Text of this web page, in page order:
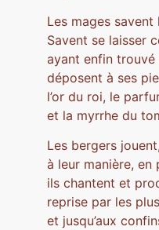
Les mages
Savent se laisser
ayant enfin trouvé
déposent à ses
l’or du roi, le
et la myrrhe du
Les bergers
à leur manière, en
ils chantent et
reprise par les
et jusqu’aux